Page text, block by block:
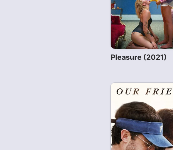
Pleasure (2021)